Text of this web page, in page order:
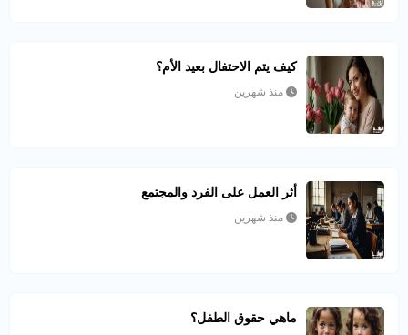
كيف يتم الاحتفال بعيد الأم؟
منذ شهرين
أثر العمل على الفرد والمجتمع
منذ شهرين
ماهي حقوق الطفل؟